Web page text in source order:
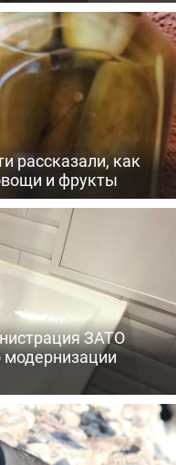
рассказали, как
и фрукты
ЗАТО
модернизации